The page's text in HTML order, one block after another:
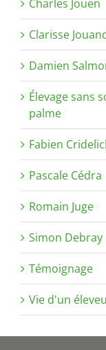
Charles Jouen
Clarisse
Damien
Élevage sans
palme
Fabien
Pascale Cédra
Romain Juge
Simon Debray
Témoignage
Vie d'un